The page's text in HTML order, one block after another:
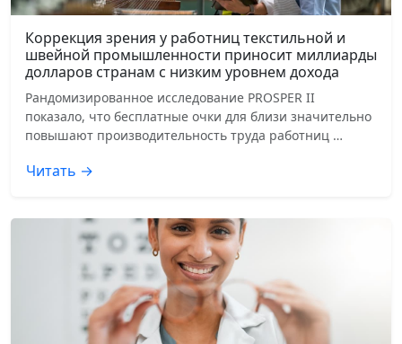
Коррекция зрения у работниц текстильной и
швейной промышленности приносит миллиарды
долларов странам с низким уровнем дохода
Рандомизированное исследование PROSPER II
показало, что бесплатные очки для близи значительно
повышают производительность труда работниц …
Читать →